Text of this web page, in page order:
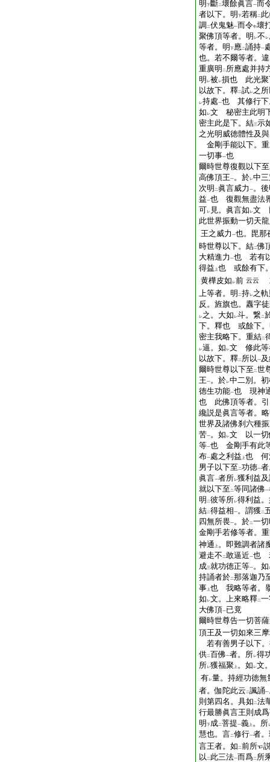
明 下斷二壞餘眞言一而
者以下。明 下若稱二
調 二伏鬼魅一而令中壞
聚佛頂等者。明 レ不 レ
等者。明 下應二誦持一
也。若不爾等者。違
重廣明 二 所應處并持
明 レ被 レ損也 此光聚
以故下。釋二試レ之
レ持處一也 其修行下
如 レ文 秘密主此明
密主此是下。結三示
之光明威徳體性及
金剛手能以下。
一切事一也
爾時世尊復觀以下至
高佛頂王一。於レ中
次明 二 眞言威力 一。
益一也 復觀無盡法
可レ 見。眞言如 レ文
此世界振動一切天
王之威力 一也。毘那
時世尊以下。結二佛
大精進力 一也 若有
得益
上也 或餘有下
黄樺皮如 レ前 云云
上等者。明 二持レ之
反。旌旗也。纛字
レ之。大如 レ斗。繋二
下。釋也 或餘下
密主我略下。重結二
レ逼。如 レ文 修此等
以故下。釋二 所以一
爾時世尊以下至 二世
王一。於レ中二別。
徳生功能一也 現神
也 此佛頂等者。引
纔説是眞言等者。
世界及諸佛刹六種
苦一。如 レ文 以一切
等一也 金剛手有此
布一處之利益 上也 何
男子以下至 二功徳一
眞言一者所レ獲利益
就以下至 二等同諸佛一
明 二彼等所レ得利益
結二得益相一。謂獲二
四無所畏一。於二一
金剛手若修等者。
神通
上 。即難調者諸
避走不 二敢逼近一也
成三就功徳正等一。如
持誦者於二那落迦乃
事 上也 我略等者。
如 レ文。上來略釋二
大佛頂一已竟
爾時世尊告一切菩
頂王及一切如來三
若有善男子以下
供二百佛一者。所レ得
所レ獲福聚 上 。如 レ文
有レ量。持經功徳無
者。伽陀此云 二諷誦一
則第四名。具如 二法
行最勝眞言王則成
明 下成二菩提一義 上 。所
慧也。言二修行一者
言王者。如 二前所
以 二 此三法一而爲二 所